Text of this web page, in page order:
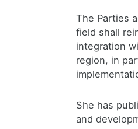
The Parties
field shall
integration
region, in
She has
and